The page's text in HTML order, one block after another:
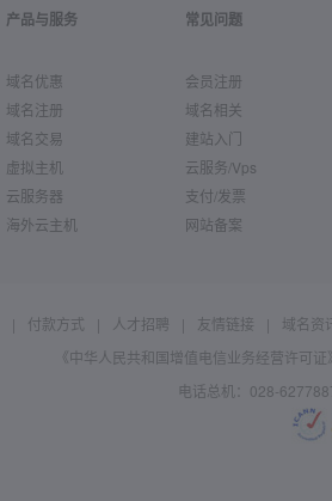
产品与服务
域名优惠
域名注册
域名交易
虚拟主机
云服务器
海外云主机
常见问题
会员注册
域名相关
建站入门
云服务/Vps
支付/发票
网站备案
| 付款方式 | 人才招聘 | 友情链接 |
域名资
《中华人民共和国增值电信业务经营许可
电话总机：028-